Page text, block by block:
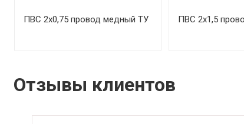
ПВС 2х0,75 провод медный ТУ ПВС 2х1,5
Отзывы клиентов